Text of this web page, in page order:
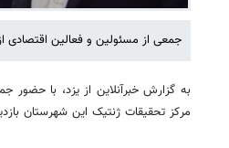
جمعی از مسئولین و فعالین اقتصادی
به گزارش خبرآنلاین از یزد، با حضور
مرکز تحقیقات ژنتیک این شهرستان